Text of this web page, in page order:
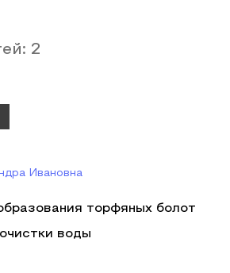
2
Ивановна
торфяных болот
воды